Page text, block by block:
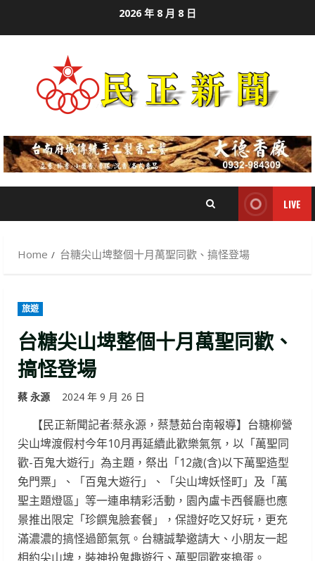
2026 年 8 月 8 日
LIVE
Home 台糖尖山埤整個十月萬聖同歡、搞怪登場
旅遊
台糖尖山埤整個十月萬聖同歡、
搞怪登場
蔡 永源 2024 年 9 月 26 日
【民正新聞記者:蔡永源，蔡慧茹台南報導】台糖柳營
尖山埤渡假村今年10月再延續此歡樂氣氛，以「萬聖同
歡-百鬼大遊行」為主題，祭出「12歲(含)以下萬聖造型
免門票」、「百鬼大遊行」、「尖山埤妖怪町」及「萬
聖主題燈區」等一連串精彩活動，園內盧卡西餐廳也應
景推出限定「珍饌鬼臉套餐」，保證好吃又好玩，更充
滿濃濃的搞怪過節氣氛。台糖誠摯邀請大、小朋友一起
相約尖山埤，裝神扮鬼趣遊行、萬聖同歡來搗蛋。